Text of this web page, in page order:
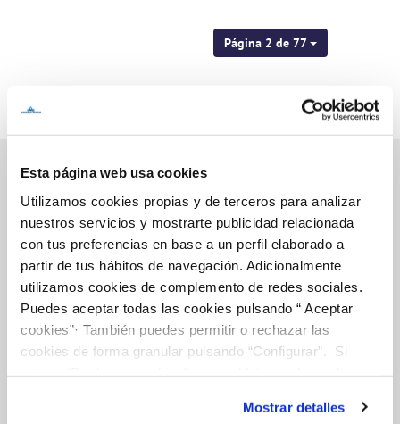
Esta página web usa cookies
Utilizamos cookies propias y de terceros para analizar
nuestros servicios y mostrarte publicidad relacionada
con tus preferencias en base a un perfil elaborado a
partir de tus hábitos de navegación. Adicionalmente
utilizamos cookies de complemento de redes sociales.
Puedes aceptar todas las cookies pulsando “ Aceptar
cookies”· También puedes permitir o rechazar las
cookies de forma granular pulsando “Configurar”. Si
son indispensables para que el sitio web funcione y que
Mostrar detalles
Página 2 de 77
Inicio
Gestiones Online